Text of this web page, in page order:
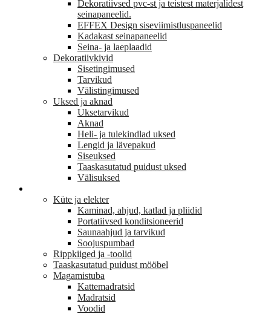
Dekoratiivsed pvc-st ja teistest materjalidest
seinapaneelid.
EFFEX Design siseviimistluspaneelid
Kadakast seinapaneelid
Seina- ja laeplaadid
Dekoratiivkivid
Sisetingimused
Tarvikud
Välistingimused
Uksed ja aknad
Uksetarvikud
Aknad
Heli- ja tulekindlad uksed
Lengid ja lävepakud
Siseuksed
Taaskasutatud puidust uksed
Välisuksed
Küte ja elekter
Kaminad, ahjud, katlad ja pliidid
Portatiivsed konditsioneerid
Saunaahjud ja tarvikud
Soojuspumbad
Rippkiiged ja -toolid
Taaskasutatud puidust mööbel
Magamistuba
Kattemadratsid
Madratsid
Voodid